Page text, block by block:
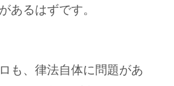
あるはずです。
も、律法自体に問題があ